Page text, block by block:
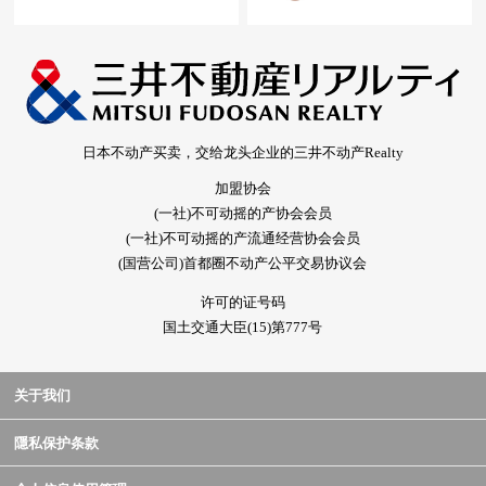
日本不动产买卖，交给龙头企业的三井不动产Realty
加盟协会
(一社)不可动摇的产协会会员
(一社)不可动摇的产流通经营协会会员
(国营公司)首都圈不动产公平交易协议会
许可的证号码
国土交通大臣(15)第777号
关于我们
隱私保护条款